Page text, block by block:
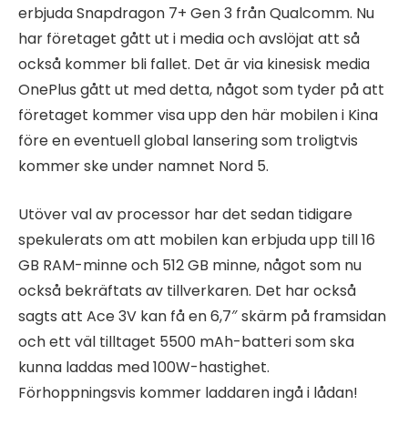
erbjuda Snapdragon 7+ Gen 3 från Qualcomm. Nu
har företaget gått ut i media och avslöjat att så
också kommer bli fallet. Det är via kinesisk media
OnePlus gått ut med detta, något som tyder på att
företaget kommer visa upp den här mobilen i Kina
före en eventuell global lansering som troligtvis
kommer ske under namnet Nord 5.
Utöver val av processor har det sedan tidigare
spekulerats om att mobilen kan erbjuda upp till 16
GB RAM-minne och 512 GB minne, något som nu
också bekräftats av tillverkaren. Det har också
sagts att Ace 3V kan få en 6,7″ skärm på framsidan
och ett väl tilltaget 5500 mAh-batteri som ska
kunna laddas med 100W-hastighet.
Förhoppningsvis kommer laddaren ingå i lådan!